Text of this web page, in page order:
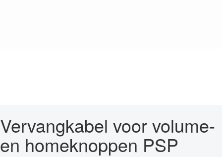
Vervangkabel voor volume-
en homeknoppen PSP